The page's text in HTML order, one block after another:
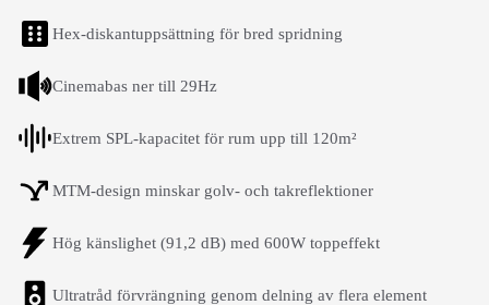
Hex-diskantuppsättning för bred spridning
Cinemabas ner till 29Hz
Extrem SPL-kapacitet för rum upp till 120m²
MTM-design minskar golv- och takreflektioner
Hög känslighet (91,2 dB) med 600W toppeffekt
Ultratråd förvrängning genom delning av flera element